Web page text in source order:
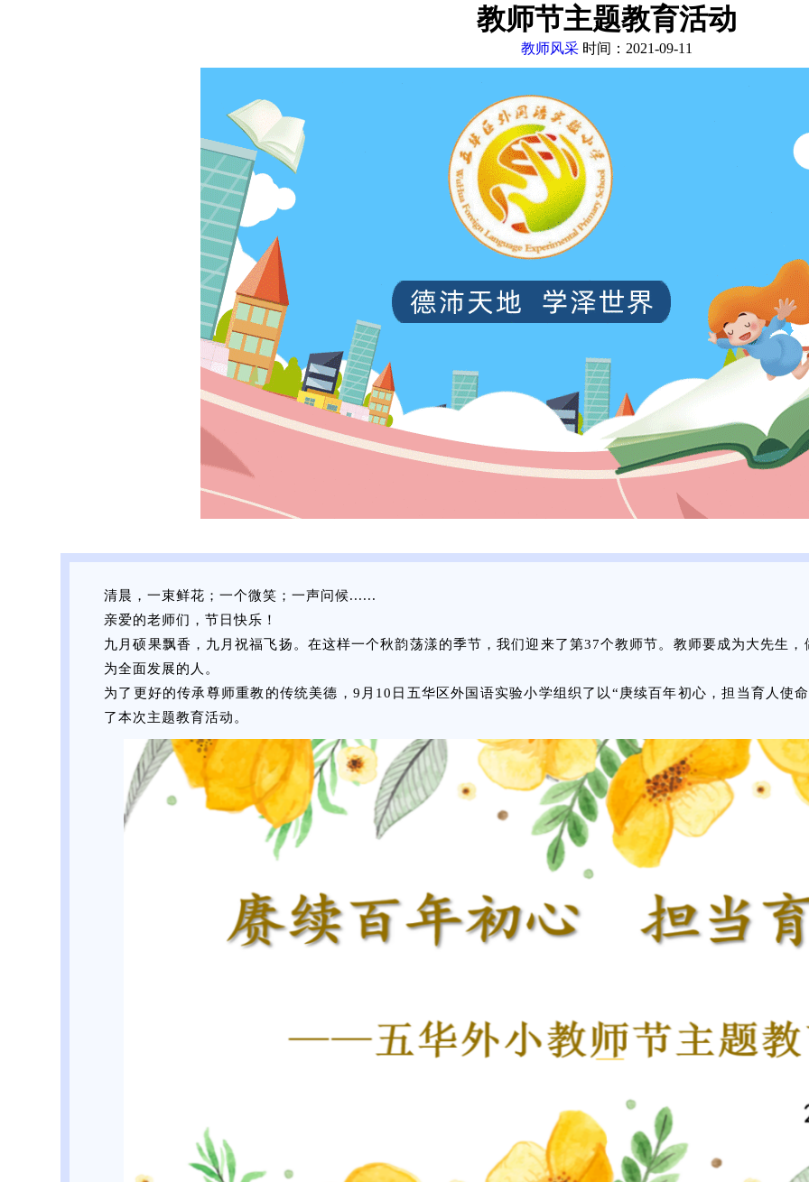
教师节主题教育活动
教师风采 时间：2021-09-11
清晨，一束鲜花；一个微笑；一声问候......
亲爱的老师们，节日快乐！
九月硕果飘香，九月祝福飞扬。在这样一个秋韵荡漾的季节，我们迎来了第37个教师节。教师要成为大先生
为全面发展的人。
为了更好的传承尊师重教的传统美德，9月10日五华区外国语实验小学组织了以“庚续百年初心，担当育人使
了本次主题教育活动。